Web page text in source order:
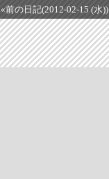
«前の日記(2012-02-15 (水))